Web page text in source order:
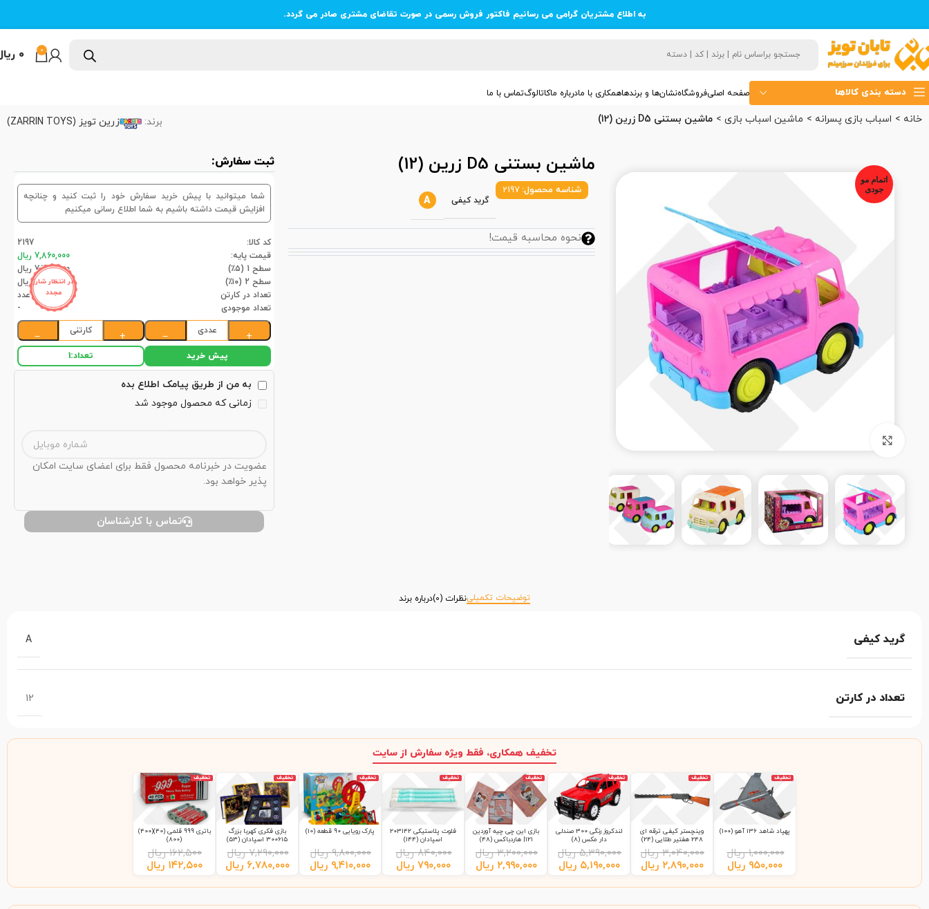
به اطلاع مشتریان گرامی می رسانیم فاکتور فروش رسمی در صورت تقاضای مشتری صادر می گردد.
0 ۰
دسته بندی کالاها صفحه اصلیفروشگاهنشان‌ها و برندهاهمکاری با مادرباره ماکاتالوگتماس با ما
خانه اسباب بازی پسرانه ماشین اسباب بازی ماشین بستنی D5 زرین (12) برند: زرین تویز (ZARRIN TOYS)
اتمام مو
جودی
ماشین بستنی D5 زرین (12)
شناسه محصول: 2197
گرید کیفی A
نحوه محاسبه قیمت!
ثبت سفارش:
شما میتوانید با پیش خرید سفارش خود را ثبت کنید و چنانچه
افزایش قیمت داشته باشیم به شما اطلاع رسانی میکنیم
در انتظار شارژ
مجدد
کد کالا:
2197
قیمت پایه:
7,860,000 ریال
سطح 1 (۵٪)
7,467,000 ریال
سطح 2 (۱۰٪)
7,074,000 ریال
تعداد در کارتن
12عدد
تعداد موجودی
-
+
عددی
−
+
کارتنی
−
پیش خرید تعداد:1
به من از طریق پیامک اطلاع بده
زمانی که محصول موجود شد
عضویت در خبرنامه محصول فقط برای اعضای سایت امکان
پذیر خواهد بود.
تماس با کارشناسان
توضیحات تکمیلینظرات (0) درباره برند
گرید کیفی A
تعداد در کارتن 12
تخفیف همکاری، فقط ویژه سفارش از سایت
تخفیف
پهپاد شاهد 136 آهو (100)
۱,۰۰۰,۰۰۰ ریال
۹۵۰,۰۰۰ ریال
تخفیف
وینچستر کیفی ترقه ای
248 هفتیر طلایی (24)
۳,۰۴۰,۰۰۰ ریال
۲,۸۹۰,۰۰۰ ریال
تخفیف
لندکروز رنگی 300 صندلی
دار مکس (8)
۵,۳۹۰,۰۰۰ ریال
۵,۱۹۰,۰۰۰ ریال
تخفیف
بازی این چی چیه آوردین
121| هاردباکس (48)
۳,۲۰۰,۰۰۰ ریال
۲,۹۹۰,۰۰۰ ریال
تخفیف
فلوت پلاستیکی 203142
اسپادان (144)
۸۴۰,۰۰۰ ریال
۷۹۰,۰۰۰ ریال
تخفیف
پارک رویایی 90 قطعه (10)
۹,۸۰۰,۰۰۰ ریال
۹,۴۱۰,۰۰۰ ریال
تخفیف
بازی فکری کهربا بزرگ
300615 اسپادان (53)
۷,۲۹۰,۰۰۰ ریال
۶,۷۸۰,۰۰۰ ریال
تخفیف
باتری 999 قلمی (40)(400)
(800)
۱۶۲,۵۰۰ ریال
۱۴۲,۵۰۰ ریال